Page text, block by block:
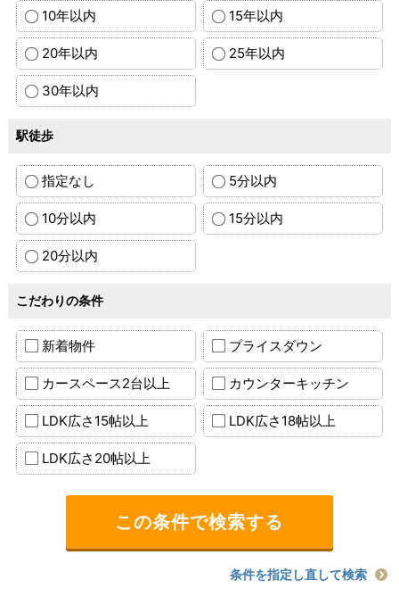
10年以内 15年以内
20年以内 25年以内
30年以内
駅徒歩
指定なし 5分以内
10分以内 15分以内
20分以内
こだわりの条件
新着物件 プライスダウン
カースペース2台以上 カウンターキッチン
LDK広さ15帖以上 LDK広さ18帖以上
LDK広さ20帖以上
条件を指定し直して検索